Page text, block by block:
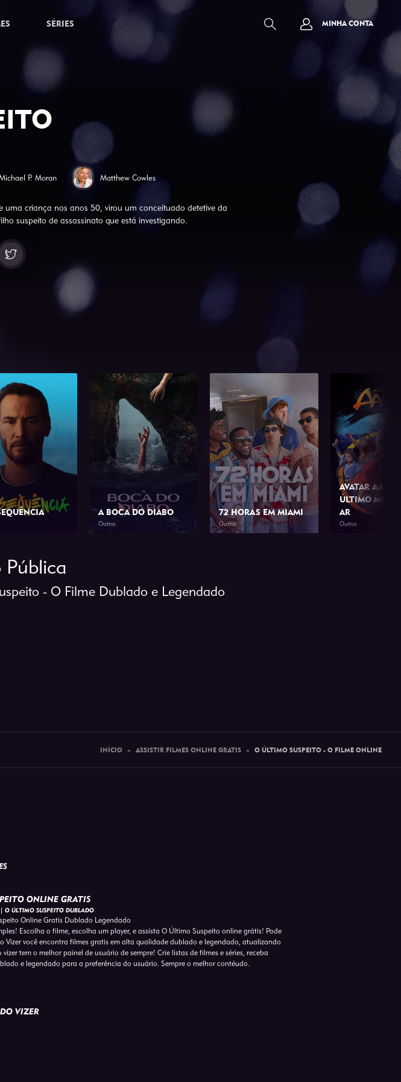
SÉRIES MINHA CONTA
P. Moran Matthew Cowles
criança nos anos 50, virou um conceituado detetive da
suspeito de assassinato que está investigando.
A BOCA DO DIABO
Outros
72 HORAS EM MIAMI
Outros
AVATAR AANG:
ÚLTIMO
AR
Outros
- O Filme Dublado e Legendado
INÍCIO » ASSISTIR FILMES ONLINE GRATIS » O ÚLTIMO SUSPEITO - O FILME ONLINE
ONLINE GRATIS
O ÚLTIMO SUSPEITO DUBLADO
Online Gratis Dublado Legendado
Escolha o filme, escolha um player, e assista O Último Suspeito online grátis! Pode
Vizer você encontra filmes gratis em alta qualidade dublado e legendado, atualizando
tem o melhor painel de usuário de sempre! Crie listas de filmes e séries, receba
e legendado para a preferência do usuário. Sempre o melhor contéudo.
VIZER